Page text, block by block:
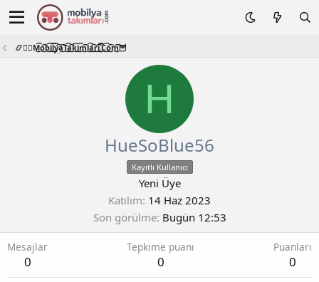
📿🧙‍♂️M͜͡o͜͡b͜͡i͜͡l͜͡y͜͡a͜͡T͜͡a͜͡k͜͡i͜͡m͜͡l͜͡a͜͡r͜͡i͜͡.͜͡C͜͡o͜͡m͜͡🦉
H
HueSoBlue56
Kayıtlı Kullanıcı
Yeni Üye
Katılım 14 Haz 2023
Son görülme Bugün 12:53
Mesajlar
0
Tepkime puanı
0
Puanları
0